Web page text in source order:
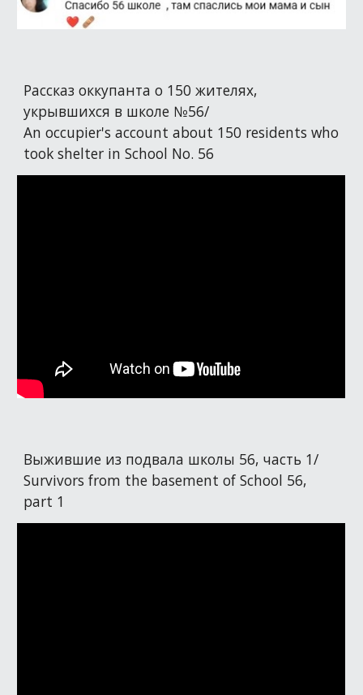
Рассказ оккупанта о 150 жителях,
укрывшихся в школе №56/
An occupier's account about 150 residents who
took shelter in School No. 56
Выжившие из подвала школы 56, часть 1/
Survivors from the basement of School 56,
part 1